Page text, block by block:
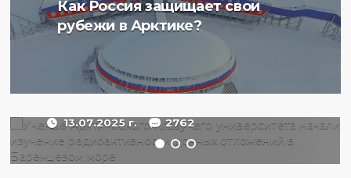
Как Россия защищает свои
рубежи в Арктике?
плавучего университета
радиоактивности донных
отложений в Баренцевом
13.07.2025 г. 2762